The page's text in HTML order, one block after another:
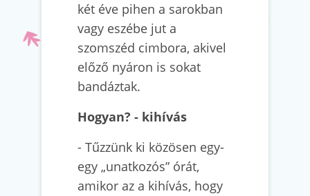
két éve pihen a sarokban
vagy eszébe jut a
szomszéd cimbora, akivel
előző nyáron is sokat
bandáztak.
Hogyan? - kihívás
- Tűzzünk ki közösen egy-
egy „unatkozós” órát,
amikor az a kihívás, hogy